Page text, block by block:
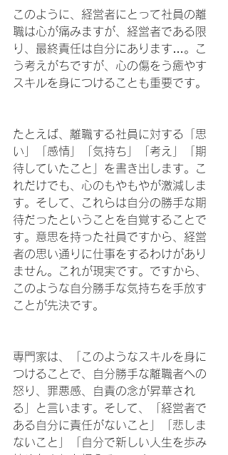
このように、経営者にとって社員の離
職は心が痛みますが、経営者である限
り、最終責任は自分にあります…。こ
う考えがちですが、心の傷をう癒やす
スキルを身につけることも重要です。
たとえば、離職する社員に対する「思
い」「感情」「気持ち」「考え」「期
待していたこと」を書き出します。こ
れだけでも、心のもやもやが激減しま
す。そして、これらは自分の勝手な期
待だったということを自覚することで
す。意思を持った社員ですから、経営
者の思い通りに仕事をするわけがあり
ません。これが現実です。ですから、
このような自分勝手な気持ちを手放す
ことが先決です。
専門家は、「このようなスキルを身に
つけることで、自分勝手な離職者への
怒り、罪悪感、自責の念が昇華され
る」と言います。そして、「経営者で
ある自分に責任がないこと」「悲しま
ないこと」「自分で新しい人生を歩み